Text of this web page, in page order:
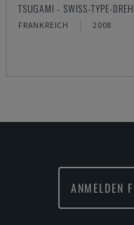
TSUGAMI - SWISS-TYPE-
FRANKREICH 2008
ANMELDEN